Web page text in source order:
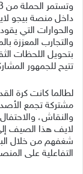
داخل منصة بيجو
والحوارات التي
والتجارب المعززة
بتحويل اللحظات
تتيح للجمهور
لطالما كانت كرة
مشتركة تجمع
والنقاش،
لايف هذا الصيف
شغفهم من خلال
التفاعلية على